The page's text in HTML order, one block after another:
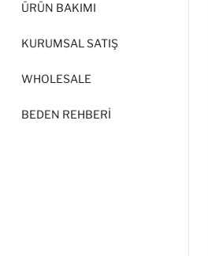
ÜRÜN BAKIMI
KURUMSAL SATIŞ
WHOLESALE
BEDEN REHBERI